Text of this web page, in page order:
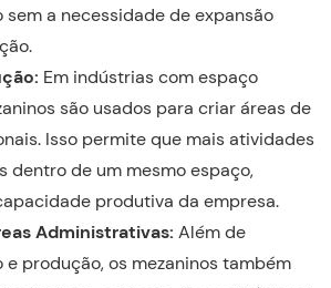
sem a necessidade de expansão
Em indústrias com espaço
são usados para criar áreas de
Isso permite que mais atividades
dentro de um mesmo espaço,
produtiva da empresa.
Administrativas: Além de
e produção, os mezaninos também